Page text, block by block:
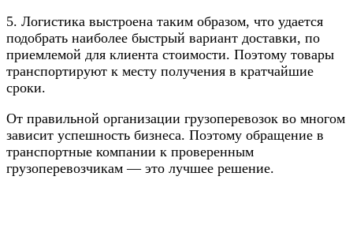
5. Логистика выстроена таким образом, что удается
подобрать наиболее быстрый вариант доставки, по
приемлемой для клиента стоимости. Поэтому товары
транспортируют к месту получения в кратчайшие
сроки.
От правильной организации грузоперевозок во многом
зависит успешность бизнеса. Поэтому обращение в
транспортные компании к проверенным
грузоперевозчикам — это лучшее решение.